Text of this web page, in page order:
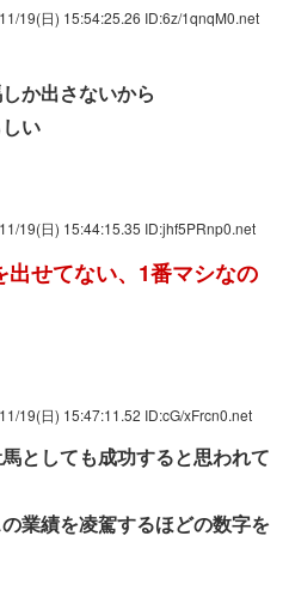
19(日) 15:54:25.26 ID:6z/1qnqM0.net
か出さないから
い
19(日) 15:44:15.35 ID:jhf5PRnp0.net
出せてない、1番マシなの
19(日) 15:47:11.52 ID:cG/xFrcn0.net
としても成功すると思われて
業績を凌駕するほどの数字を